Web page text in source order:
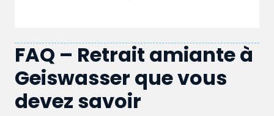
FAQ – Retrait amiante à
Geiswasser que vous
devez savoir